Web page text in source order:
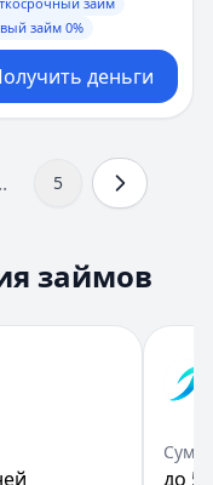
займ 0%
деньги
5
займов
до